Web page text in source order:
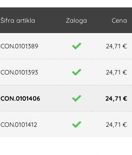
Šifra artikla Zaloga Cena
CON.0101389 24,71 €
CON.0101393 24,71 €
CON.0101406 24,71 €
CON.0101412 24,71 €